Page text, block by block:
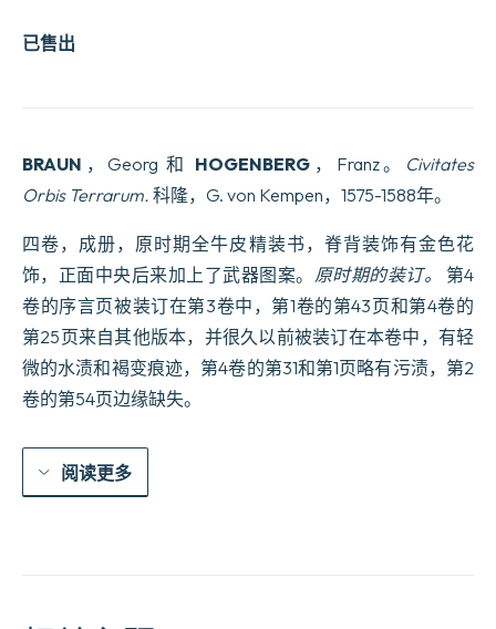
已售出
BRAUN ，Georg 和 HOGENBERG ，Franz。 Civitates
Orbis Terrarum. 科隆，G. von Kempen，1575-1588年。
四卷，成册，原时期全牛皮精装书，脊背装饰有金色花
饰，正面中央后来加上了武器图案。 原时期的装订。
第4
卷的序言页被装订在第3卷中，第1卷的第43页和第4卷的
第25页来自其他版本，并很久以前被装订在本卷中，有轻
微的水渍和褐变痕迹，第4卷的第31和第1页略有污渍，第2
卷的第54页边缘缺失。
阅读更多